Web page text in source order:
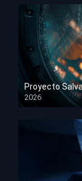
Proyecto
2026
HD 1080p